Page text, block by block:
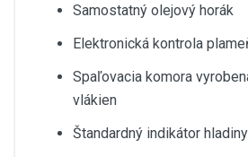
Samostatný olejový horák
Elektronická kontrola
Spaľovacia komora
vlákien
Štandardný indikátor